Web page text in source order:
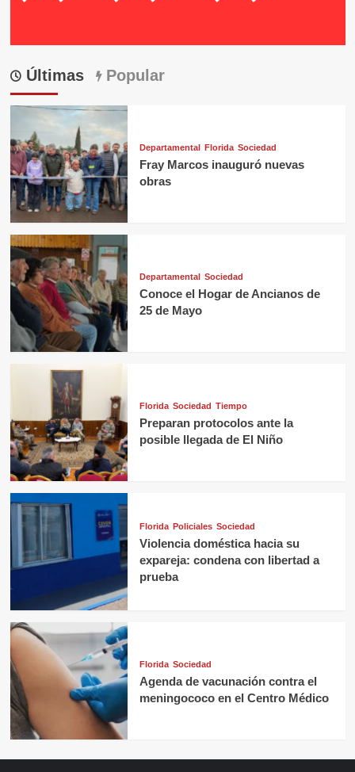
Últimas Popular
Departamental Florida Sociedad
Fray Marcos inauguró nuevas
obras
Departamental Sociedad
Conoce el Hogar de Ancianos de
25 de Mayo
Florida Sociedad Tiempo
Preparan protocolos ante la
posible llegada de El Niño
Florida Policiales Sociedad
Violencia doméstica hacia su
expareja: condena con libertad a
prueba
Florida Sociedad
Agenda de vacunación contra el
meningococo en el Centro Médico